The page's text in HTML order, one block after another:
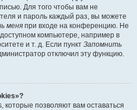
Для того чтобы вам не
и пароль каждый раз, вы можете
меня при входе на конференцию. Не
компьютере, например в
и т. д. Если пункт Запомнить
отключил эту функцию.
позволяют вам оставаться